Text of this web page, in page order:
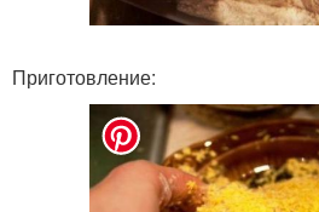
Приготовление: